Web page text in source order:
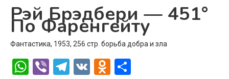
Рэй Брэдбери — 451°
По Фаренгейту
Фантастика, 1953, 256 стр. борьба добра и зла
WhatsApp
ViberTelegram
VK Odnoklassniki